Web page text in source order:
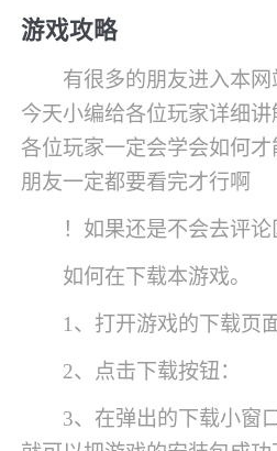
游戏攻略
有很多的朋友进入本网
今天小编给各位玩家详细讲
各位玩家一定会学会如何
朋友一定都要看完才行啊
！如果还是不会去评论
如何在下载本游戏。
1、打开游戏的下载页
2、点击下载按钮：
3、在弹出的下载小窗